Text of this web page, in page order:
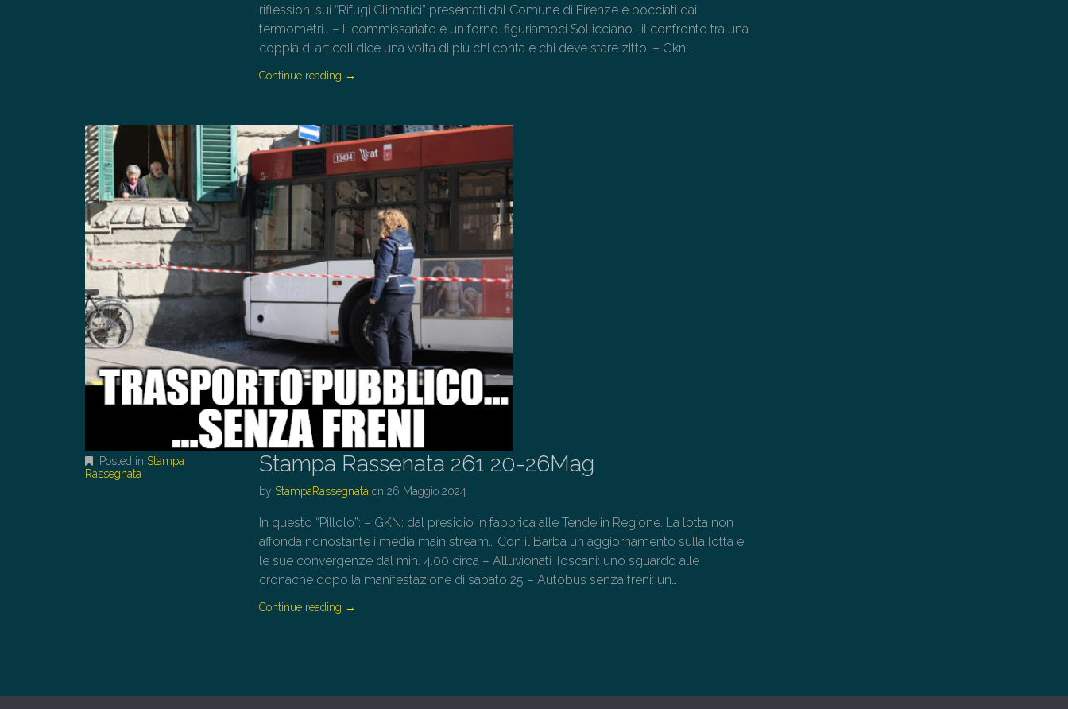
riflessioni sui “Rifugi Climatici” presentati dal Comune di Firenze e bocciati dai
termometri… – Il commissariato è un forno…figuriamoci Sollicciano… il confronto tra una
coppia di articoli dice una volta di più chi conta e chi deve stare zitto. – Gkn:…
Continue reading →
Posted in Stampa
Rassegnata
Stampa Rassenata 261 20-26Mag
by StampaRassegnata on26 Maggio 2024
In questo “Pillolo”: – GKN: dal presidio in fabbrica alle Tende in Regione. La lotta non
affonda nonostante i media main stream… Con il Barba un aggiornamento sulla lotta e
le sue convergenze dal min. 4.00 circa – Alluvionati Toscani: uno sguardo alle
cronache dopo la manifestazione di sabato 25 – Autobus senza freni: un…
Continue reading →